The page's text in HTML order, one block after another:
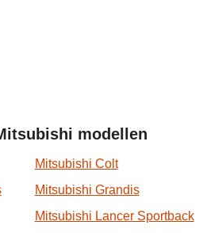
modellen
Mitsubishi Colt
Mitsubishi Grandis
Mitsubishi Lancer Sportback